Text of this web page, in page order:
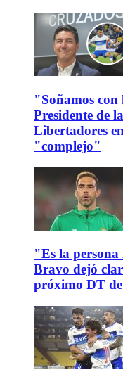
"Soñamos
Presidente de
Libertadores
"complejo"
"Es la
Bravo dejó
próximo DT